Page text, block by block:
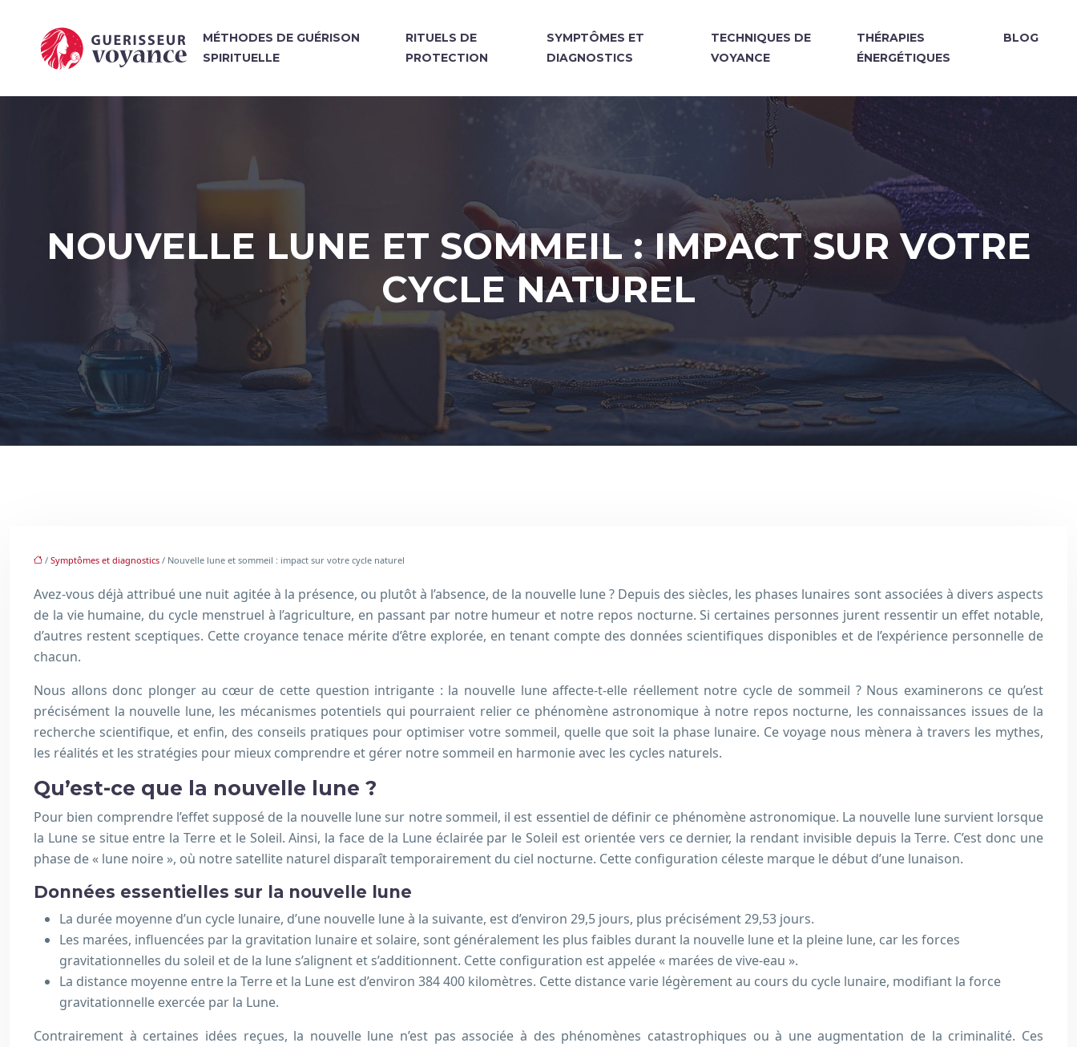
MÉTHODES DE GUÉRISON
SPIRITUELLE
RITUELS DE
PROTECTION
SYMPTÔMES ET
DIAGNOSTICS
TECHNIQUES DE
VOYANCE
THÉRAPIES
ÉNERGÉTIQUES
BLOG
NOUVELLE LUNE ET SOMMEIL : IMPACT SUR VOTRE
CYCLE NATUREL
/ Symptômes et diagnostics / Nouvelle lune et sommeil : impact sur votre cycle naturel
Avez-vous déjà attribué une nuit agitée à la présence, ou plutôt à l’absence, de la nouvelle lune ? Depuis des siècles, les phases lunaires sont associées à divers aspects
de la vie humaine, du cycle menstruel à l’agriculture, en passant par notre humeur et notre repos nocturne. Si certaines personnes jurent ressentir un effet notable,
d’autres restent sceptiques. Cette croyance tenace mérite d’être explorée, en tenant compte des données scientifiques disponibles et de l’expérience personnelle de
chacun.
Nous allons donc plonger au cœur de cette question intrigante : la nouvelle lune affecte-t-elle réellement notre cycle de sommeil ? Nous examinerons ce qu’est
précisément la nouvelle lune, les mécanismes potentiels qui pourraient relier ce phénomène astronomique à notre repos nocturne, les connaissances issues de la
recherche scientifique, et enfin, des conseils pratiques pour optimiser votre sommeil, quelle que soit la phase lunaire. Ce voyage nous mènera à travers les mythes,
les réalités et les stratégies pour mieux comprendre et gérer notre sommeil en harmonie avec les cycles naturels.
Qu’est-ce que la nouvelle lune ?
Pour bien comprendre l’effet supposé de la nouvelle lune sur notre sommeil, il est essentiel de définir ce phénomène astronomique. La nouvelle lune survient lorsque
la Lune se situe entre la Terre et le Soleil. Ainsi, la face de la Lune éclairée par le Soleil est orientée vers ce dernier, la rendant invisible depuis la Terre. C’est donc une
phase de « lune noire », où notre satellite naturel disparaît temporairement du ciel nocturne. Cette configuration céleste marque le début d’une lunaison.
Données essentielles sur la nouvelle lune
La durée moyenne d’un cycle lunaire, d’une nouvelle lune à la suivante, est d’environ 29,5 jours, plus précisément 29,53 jours.
Les marées, influencées par la gravitation lunaire et solaire, sont généralement les plus faibles durant la nouvelle lune et la pleine lune, car les forces
gravitationnelles du soleil et de la lune s’alignent et s’additionnent. Cette configuration est appelée « marées de vive-eau ».
La distance moyenne entre la Terre et la Lune est d’environ 384 400 kilomètres. Cette distance varie légèrement au cours du cycle lunaire, modifiant la force
gravitationnelle exercée par la Lune.
Contrairement à certaines idées reçues, la nouvelle lune n’est pas associée à des phénomènes catastrophiques ou à une augmentation de la criminalité. Ces